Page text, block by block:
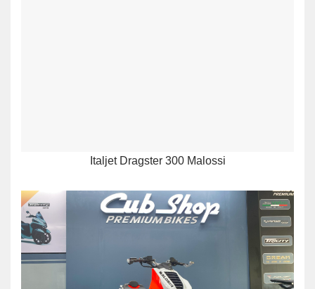
Italjet Dragster 300 Malossi